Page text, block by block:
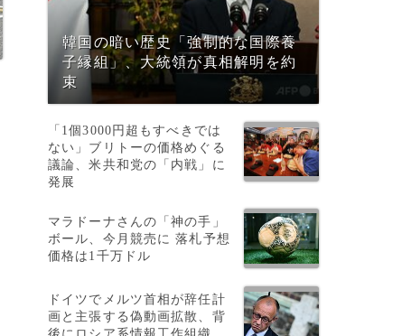
韓国の暗い歴史「強制的な国際養
子縁組」、大統領が真相解明を約
束
「1個3000円超もすべきでは
ない」ブリトーの価格めぐる
議論、米共和党の「内戦」に
発展
マラドーナさんの「神の手」
ボール、今月競売に 落札予想
価格は1千万ドル
ドイツでメルツ首相が辞任計
画と主張する偽動画拡散、背
後にロシア系情報工作組織